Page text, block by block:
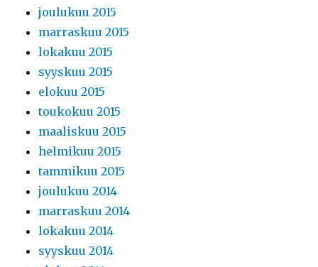
joulukuu 2015
marraskuu 2015
lokakuu 2015
syyskuu 2015
elokuu 2015
toukokuu 2015
maaliskuu 2015
helmikuu 2015
tammikuu 2015
joulukuu 2014
marraskuu 2014
lokakuu 2014
syyskuu 2014